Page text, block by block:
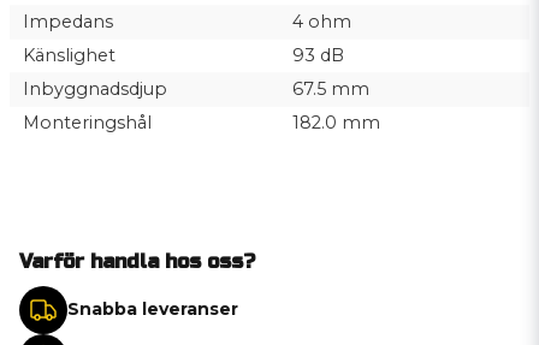
Impedans
4 ohm
Känslighet
93 dB
Inbyggnadsdjup
67.5 mm
Monteringshål
182.0 mm
Varför handla hos oss?
Snabba leveranser